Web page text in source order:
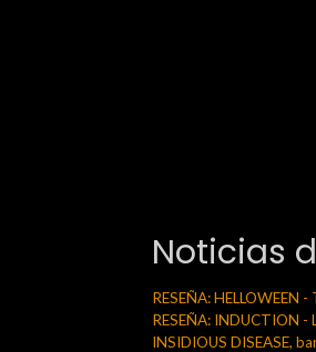
Noticias
RESEÑA: HELLOWEEN
RESEÑA: INDUCTION -
INSIDIOUS DISEASE,